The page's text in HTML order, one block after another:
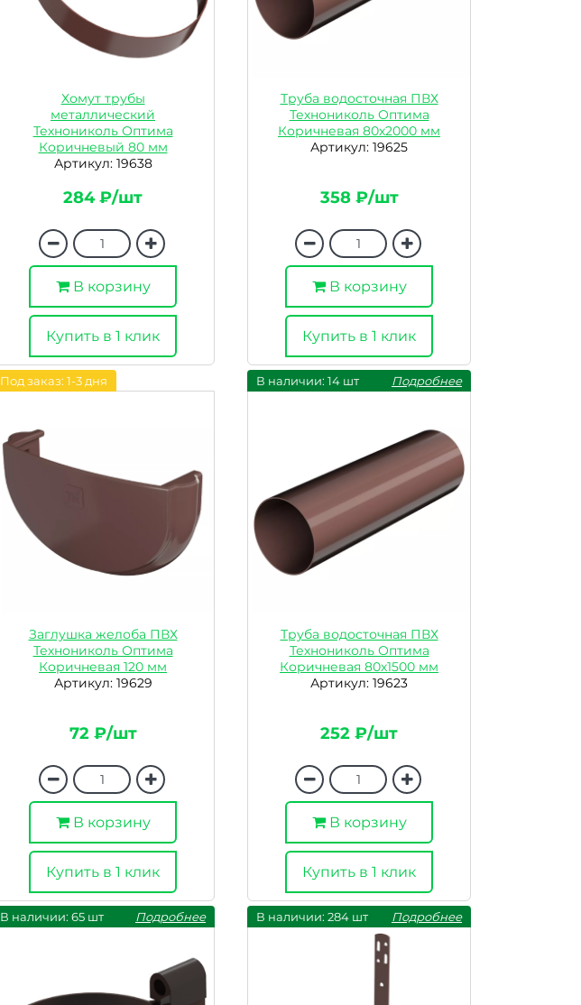
Хомут трубы
металлический
Технониколь Оптима
Коричневый 80 мм
Артикул: 19638
284 ₽/шт
В корзину
Купить в 1 клик
Труба водосточная ПВХ
Технониколь Оптима
Коричневая 80х2000 мм
Артикул: 19625
358 ₽/шт
В корзину
Купить в 1 клик
Под заказ: 1-3 дня
Заглушка желоба ПВХ
Технониколь Оптима
Коричневая 120 мм
Артикул: 19629
72 ₽/шт
В корзину
Купить в 1 клик
В наличии: 14 шт Подробнее
Труба водосточная ПВХ
Технониколь Оптима
Коричневая 80х1500 мм
Артикул: 19623
252 ₽/шт
В корзину
Купить в 1 клик
В наличии: 65 шт Подробнее В наличии: 284 шт Подробнее